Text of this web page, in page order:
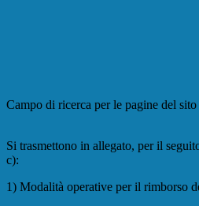
Campo di ricerca per le pagine del sito
Si trasmettono in allegato, per il
c):
1) Modalità operative per il rimborso